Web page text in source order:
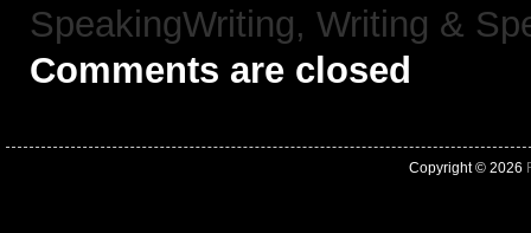
SpeakingWriting, Writing &
Comments are closed
Copyright © 2026